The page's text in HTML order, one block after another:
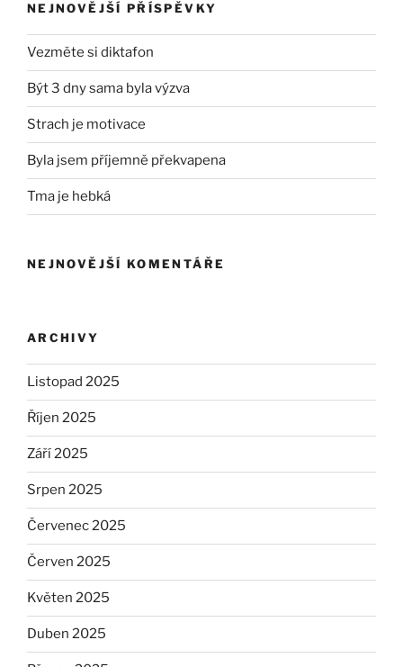
NEJNOVĚJŠÍ PŘÍSPĚVKY
Vezměte si diktafon
Být 3 dny sama byla výzva
Strach je motivace
Byla jsem příjemně překvapena
Tma je hebká
NEJNOVĚJŠÍ KOMENTÁŘE
ARCHIVY
Listopad 2025
Říjen 2025
Září 2025
Srpen 2025
Červenec 2025
Červen 2025
Květen 2025
Duben 2025